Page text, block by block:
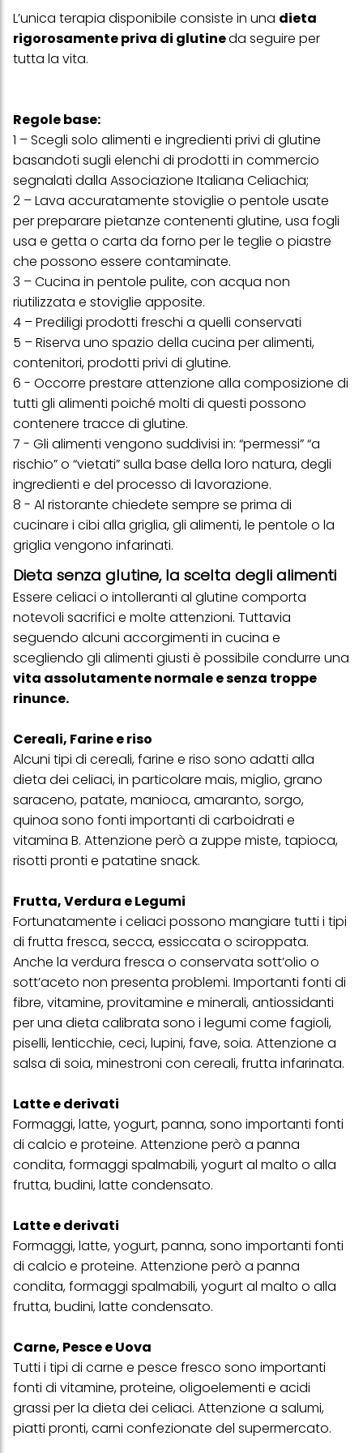
L’unica terapia disponibile consiste in una dieta
rigorosamente priva di glutineda seguire per
tutta la vita.
Regole base:
1 – Scegli solo alimenti e ingredienti privi di glutine
basandoti sugli elenchi di prodotti in commercio
segnalati dalla Associazione Italiana Celiachia;
2 – Lava accuratamente stoviglie o pentole usate
per preparare pietanze contenenti glutine, usa fogli
usa e getta o carta da forno per le teglie o piastre
che possono essere contaminate.
3 – Cucina in pentole pulite, con acqua non
riutilizzata e stoviglie apposite.
4 – Prediligi prodotti freschi a quelli conservati
5 – Riserva uno spazio della cucina per alimenti,
contenitori, prodotti privi di glutine.
6 - Occorre prestare attenzione alla composizione di
tutti gli alimenti poiché molti di questi possono
contenere tracce di glutine.
7 - Gli alimenti vengono suddivisi in: “permessi” “a
rischio” o “vietati” sulla base della loro natura, degli
ingredienti e del processo di lavorazione.
8 - Al ristorante chiedete sempre se prima di
cucinare i cibi alla griglia, gli alimenti, le pentole o la
griglia vengono infarinati.
Dieta senza glutine, la scelta degli alimenti
Essere celiaci o intolleranti al glutine comporta
notevoli sacrifici e molte attenzioni. Tuttavia
seguendo alcuni accorgimenti in cucina e
scegliendo gli alimenti giusti è possibile condurre una
vita assolutamente normale e senza troppe
rinunce.
Cereali, Farine e riso
Alcuni tipi di cereali, farine e riso sono adatti alla
dieta dei celiaci, in particolare mais, miglio, grano
saraceno, patate, manioca, amaranto, sorgo,
quinoa sono fonti importanti di carboidrati e
vitamina B. Attenzione però a zuppe miste, tapioca,
risotti pronti e patatine snack.
Frutta, Verdura e Legumi
Fortunatamente i celiaci possono mangiare tutti i tipi
di frutta fresca, secca, essiccata o sciroppata.
Anche la verdura fresca o conservata sott’olio o
sott’aceto non presenta problemi. Importanti fonti di
fibre, vitamine, provitamine e minerali, antiossidanti
per una dieta calibrata sono i legumi come fagioli,
piselli, lenticchie, ceci, lupini, fave, soia. Attenzione a
salsa di soia, minestroni con cereali, frutta infarinata.
Latte e derivati
Formaggi, latte, yogurt, panna, sono importanti fonti
di calcio e proteine. Attenzione però a panna
condita, formaggi spalmabili, yogurt al malto o alla
frutta, budini, latte condensato.
Latte e derivati
Formaggi, latte, yogurt, panna, sono importanti fonti
di calcio e proteine. Attenzione però a panna
condita, formaggi spalmabili, yogurt al malto o alla
frutta, budini, latte condensato.
Carne, Pesce e Uova
Tutti i tipi di carne e pesce fresco sono importanti
fonti di vitamine, proteine, oligoelementi e acidi
grassi per la dieta dei celiaci. Attenzione a salumi,
piatti pronti, carni confezionate del supermercato.
nella nostra Informativa sulla protezione dei dati collegata nel piè
di pagina (Sezione "Cookie, Pixel, Impronte digitali e tecnologie
simili"). Puoi revocare il tuo consenso in qualsiasi momento con
effetto per il futuro disabilitando i cookie sul nostro sito web nella
informazioni dettagliate su ciascun cookie disponibili facendo
clic su "modifica" di seguito".
Se fai clic su "Modifica" potrai trovare maggiori informazioni sul
trattamento dei tuoi dati / sull'uso dei cookie e consentirli per uno o
più degli scopi sopra menzionati. Cliccando su "Accetta tutto",
acconsenti all'uso dei cookie e al trattamento dei tuoi dati
personali per tutte le finalità sopra indicate. Se fai clic su "Rifiuta",
verranno utilizzati solo i cookie tecnicamente necessari per fornirti
questo sito web.